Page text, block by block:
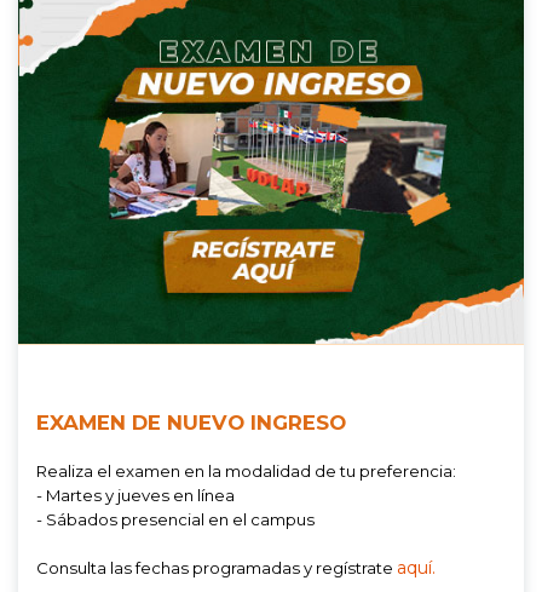
EXAMEN DE NUEVO INGRESO
Realiza el examen en la modalidad de tu preferencia:
- Martes y jueves en línea
- Sábados presencial en el campus
Consulta las fechas programadas y regístrate aquí.